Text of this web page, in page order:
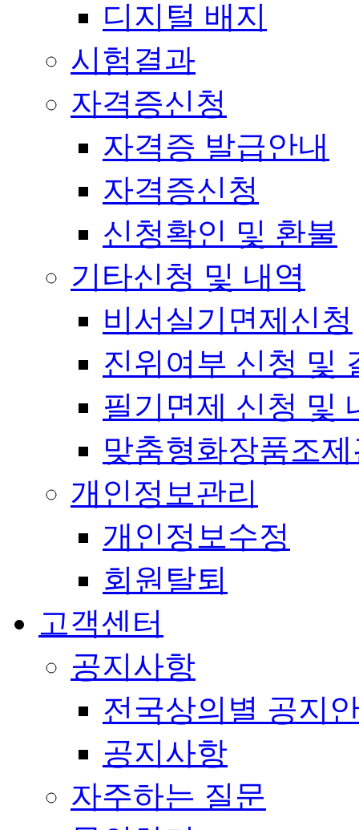
디지털 배지
시험결과
자격증신청
자격증 발급안내
자격증신청
신청확인 및 환불
기타신청 및 내역
비서실기면제신청
진위여부 신청 및
필기면제 신청 및
맞춤형화장품조
개인정보관리
개인정보수정
회원탈퇴
고객센터
공지사항
전국상의별 공지
공지사항
자주하는 질문